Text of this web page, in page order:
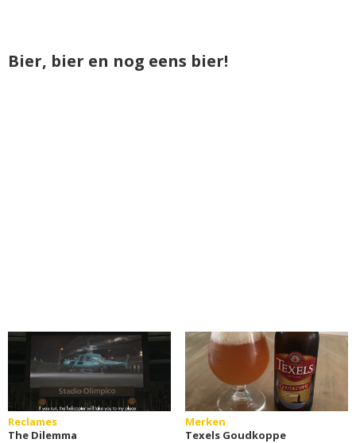
Bier, bier en nog eens bier!
Reclames
The Dilemma
Merken
Texels Goudkoppe